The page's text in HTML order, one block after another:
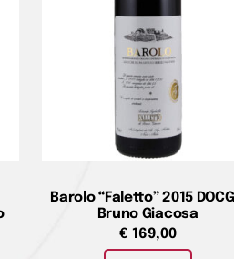
Barolo “Faletto” 2015
Bruno Giacosa
€ 169,00